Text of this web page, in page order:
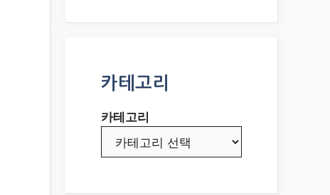
카테고리
카테고리